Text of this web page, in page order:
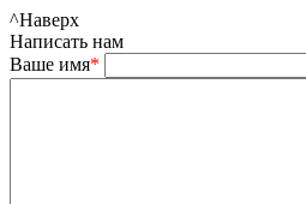
^Наверх
Написать нам
Ваше имя*